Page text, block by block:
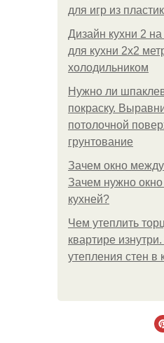
для игр из
Дизайн кухни 2
для кухни 2х2
холодильником
Нужно ли
покраску.
потолочной
грунтование
Зачем окно
Зачем нужно
кухней?
Чем утеплить
квартире
утепления стен в